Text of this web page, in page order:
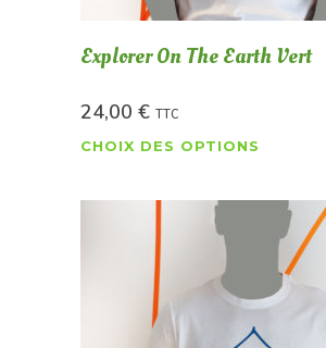
Explorer On The Earth Vert
24,00 € TTC
CHOIX DES OPTIONS